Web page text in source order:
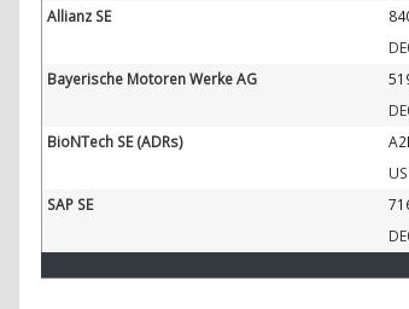
Allianz SE
Bayerische Motoren Werke AG
BioNTech SE (ADRs)
SAP SE